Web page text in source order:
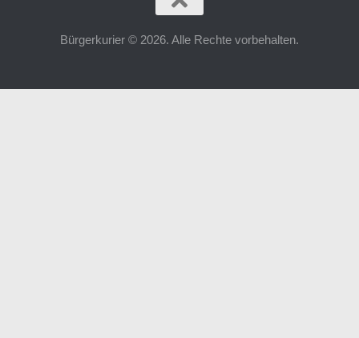
Bürgerkurier © 2026. Alle Rechte vorbehalten.